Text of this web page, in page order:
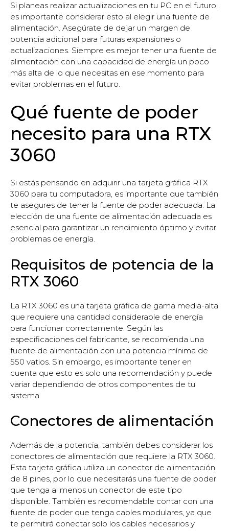
Si planeas realizar actualizaciones en tu PC en el futuro,
es importante considerar esto al elegir una fuente de
alimentación. Asegúrate de dejar un margen de
potencia adicional para futuras expansiones o
actualizaciones. Siempre es mejor tener una fuente de
alimentación con una capacidad de energía un poco
más alta de lo que necesitas en ese momento para
evitar problemas en el futuro.
Qué fuente de poder
necesito para una RTX
3060
Si estás pensando en adquirir una tarjeta gráfica RTX
3060 para tu computadora, es importante que también
te asegures de tener la fuente de poder adecuada. La
elección de una fuente de alimentación adecuada es
esencial para garantizar un rendimiento óptimo y evitar
problemas de energía.
Requisitos de potencia de la
RTX 3060
La RTX 3060 es una tarjeta gráfica de gama media-alta
que requiere una cantidad considerable de energía
para funcionar correctamente. Según las
especificaciones del fabricante, se recomienda una
fuente de alimentación con una potencia mínima de
550 vatios. Sin embargo, es importante tener en
cuenta que esto es solo una recomendación y puede
variar dependiendo de otros componentes de tu
sistema.
Conectores de alimentación
Además de la potencia, también debes considerar los
conectores de alimentación que requiere la RTX 3060.
Esta tarjeta gráfica utiliza un conector de alimentación
de 8 pines, por lo que necesitarás una fuente de poder
que tenga al menos un conector de este tipo
disponible. También es recomendable contar con una
fuente de poder que tenga cables modulares, ya que
te permitirá conectar solo los cables necesarios y